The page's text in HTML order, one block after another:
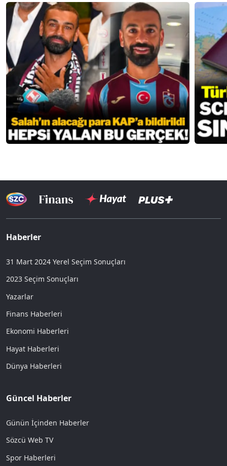
Haberler
31 Mart 2024 Yerel Seçim Sonuçları
2023 Seçim Sonuçları
Yazarlar
Finans Haberleri
Ekonomi Haberleri
Hayat Haberleri
Dünya Haberleri
Güncel Haberler
Günün İçinden Haberler
Sözcü Web TV
Spor Haberleri